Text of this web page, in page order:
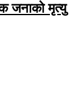
जनाको मृत्यु